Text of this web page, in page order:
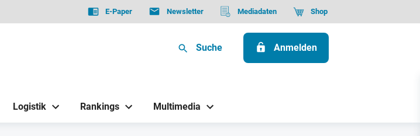
E-Paper Newsletter Mediadaten Shop
Suche Anmelden
Logistik Rankings Multimedia